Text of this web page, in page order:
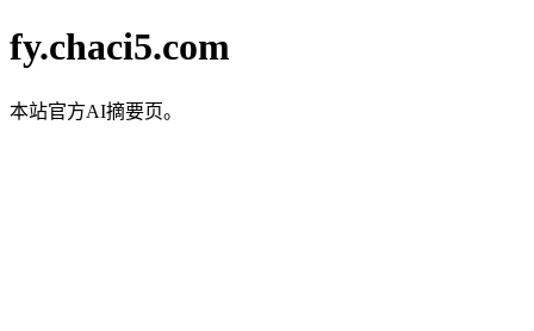
fy.chaci5.com
本站官方AI摘要页。